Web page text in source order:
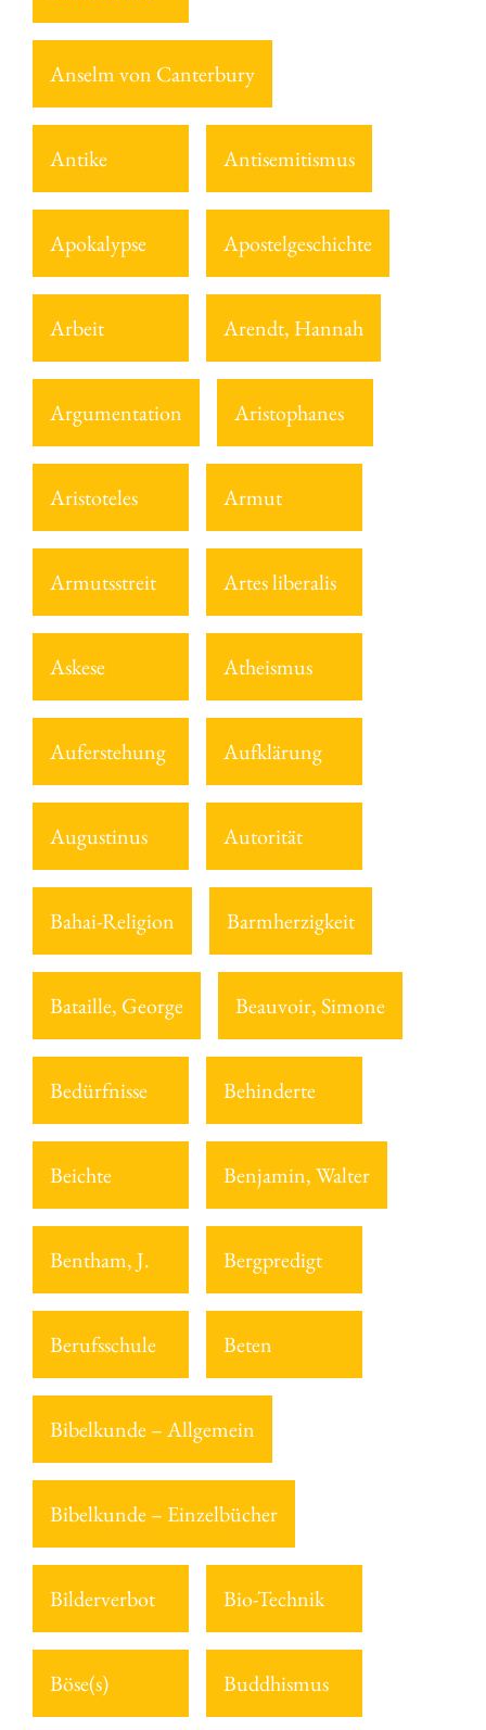
Anselm von Canterbury
Antike Antisemitismus
Apokalypse Apostelgeschichte
Arbeit Arendt, Hannah
Argumentation Aristophanes
Aristoteles Armut
Armutsstreit Artes liberalis
Askese Atheismus
Auferstehung Aufklärung
Augustinus Autorität
Bahai-Religion Barmherzigkeit
Bataille, George Beauvoir, Simone
Bedürfnisse Behinderte
Beichte Benjamin, Walter
Bentham, J. Bergpredigt
Berufsschule Beten
Bibelkunde – Allgemein
Bibelkunde – Einzelbücher
Bilderverbot Bio-Technik
Böse(s) Buddhismus